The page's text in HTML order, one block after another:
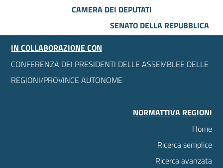
CAMERA DEI DEPUTATI
SENATO DELLA REPUBBLICA
IN COLLABORAZIONE CON
CONFERENZA DEI PRESIDENTI DELLE ASSEMBLEE DELLE
REGIONI/PROVINCE AUTONOME
NORMATTIVA REGIONI
Home
Ricerca semplice
Ricerca avanzata